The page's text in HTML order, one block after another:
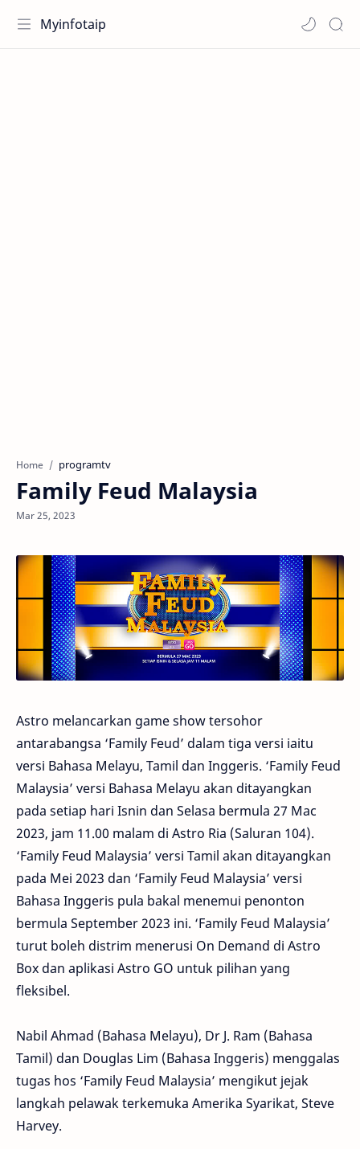
Myinfotaip
Home programtv
Family Feud Malaysia
Astro melancarkan game show tersohor
antarabangsa ‘Family Feud’ dalam tiga versi iaitu
versi Bahasa Melayu, Tamil dan Inggeris. ‘Family Feud
Malaysia’ versi Bahasa Melayu akan ditayangkan
pada setiap hari Isnin dan Selasa bermula 27 Mac
2023, jam 11.00 malam di Astro Ria (Saluran 104).
‘Family Feud Malaysia’ versi Tamil akan ditayangkan
pada Mei 2023 dan ‘Family Feud Malaysia’ versi
Bahasa Inggeris pula bakal menemui penonton
bermula September 2023 ini. ‘Family Feud Malaysia’
turut boleh distrim menerusi On Demand di Astro
Box dan aplikasi Astro GO untuk pilihan yang
fleksibel.
Nabil Ahmad (Bahasa Melayu), Dr J. Ram (Bahasa
Tamil) dan Douglas Lim (Bahasa Inggeris) menggalas
tugas hos ‘Family Feud Malaysia’ mengikut jejak
langkah pelawak terkemuka Amerika Syarikat, Steve
Harvey.